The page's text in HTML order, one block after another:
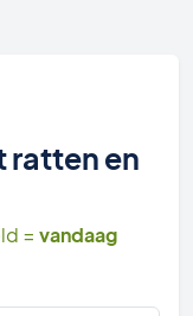
ratten en
= vandaag